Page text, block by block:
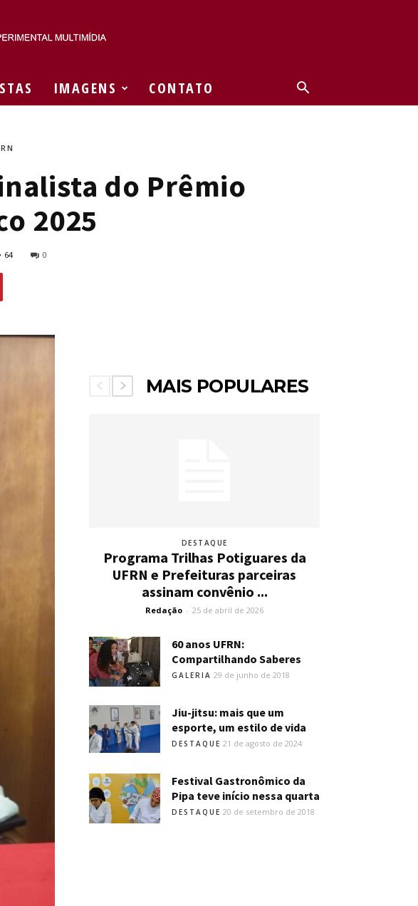
IMAGENS CONTATO
do Prêmio
2025
64 0
MAIS POPULARES
DESTAQUE
Programa Trilhas Potiguares da
UFRN e Prefeituras parceiras
assinam convênio ...
Redação - 25 de abril de 2026
60 anos UFRN:
Compartilhando Saberes
GALERIA 29 de junho de 2018
Jiu-jitsu: mais que um
esporte, um estilo de vida
DESTAQUE 21 de agosto de 2024
Festival Gastronômico da
Pipa teve início nessa quarta
DESTAQUE 20 de setembro de 2018